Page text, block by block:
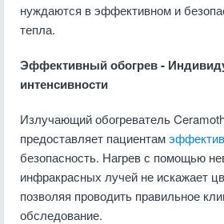
нуждаются в эффективном и
тепла.
Эффективный обогрев -
интенсивности
Излучающий обогреватель
предоставляет пациентам
безопасность. Нагрев с помощью
инфракрасных лучей не искажает
позволяя проводить правильное
обследование.